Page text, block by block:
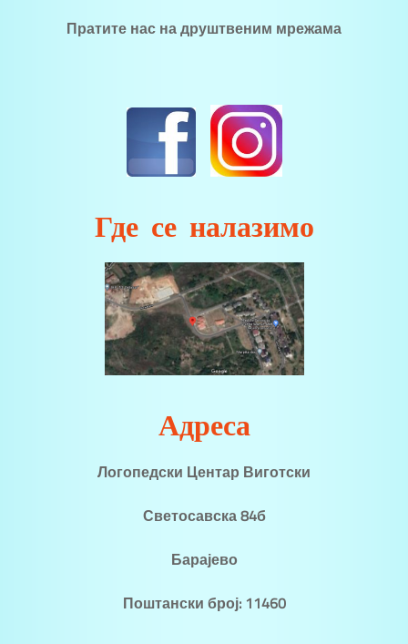
Пратите нас на друштвеним мрежама
Где се налазимо
Адреса
Логопедски Центар Виготски
Светосавска 84б
Барајево
Поштански број: 11460